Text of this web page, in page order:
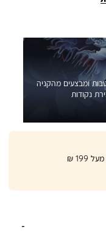
ומבצעים מהקניה
נקודות
₪